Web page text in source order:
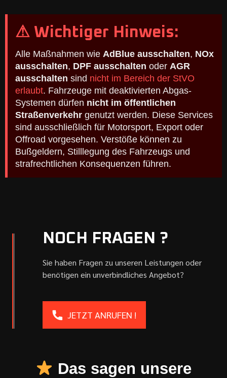
⚠ Wichtiger Hinweis:
Alle Maßnahmen wie AdBlue ausschalten, NOx
ausschalten, DPF ausschalten oder AGR
ausschalten sind nicht im Bereich der StVO
erlaubt. Fahrzeuge mit deaktivierten Abgas-
Systemen dürfen nicht im öffentlichen
Straßenverkehr genutzt werden. Diese Services
sind ausschließlich für Motorsport, Export oder
Offroad vorgesehen. Verstöße können zu
Bußgeldern, Stilllegung des Fahrzeugs und
strafrechtlichen Konsequenzen führen.
NOCH FRAGEN ?
Sie haben Fragen zu unseren Leistungen oder
benötigen ein unverbindliches Angebot?
JETZT ANRUFEN !
Das sagen unsere